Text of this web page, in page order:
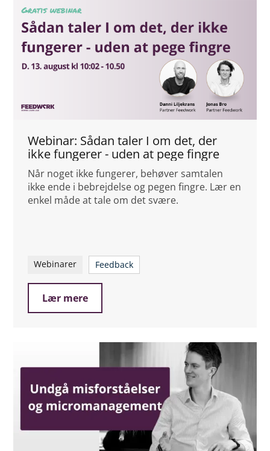
Webinar: Sådan taler I om det, der
ikke fungerer - uden at pege fingre
Når noget ikke fungerer, behøver samtalen
ikke ende i bebrejdelse og pegen fingre. Lær en
enkel måde at tale om det svære.
Webinarer Feedback
Lær mere